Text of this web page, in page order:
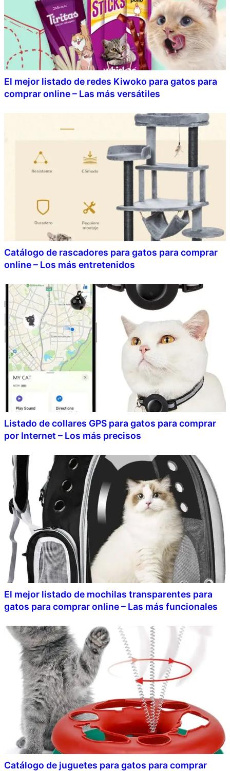
El mejor listado de redes Kiwoko para gatos para
comprar online – Las más versátiles
Catálogo de rascadores para gatos para comprar
online – Los más entretenidos
Listado de collares GPS para gatos para comprar
por Internet – Los más precisos
El mejor listado de mochilas transparentes para
gatos para comprar online – Las más funcionales
Catálogo de juguetes para gatos para comprar